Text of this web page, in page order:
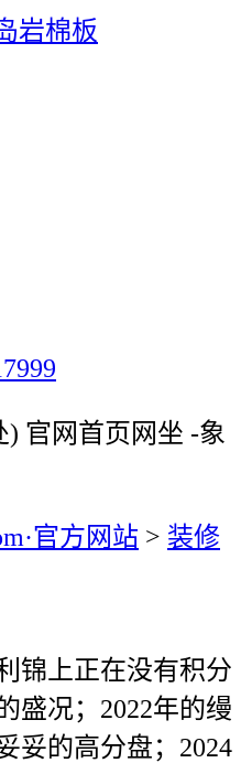
官网首页网坐 -象
官方网站 > 装修
上正在没有积分
盛况；2022年的缦
妥的高分盘；2024